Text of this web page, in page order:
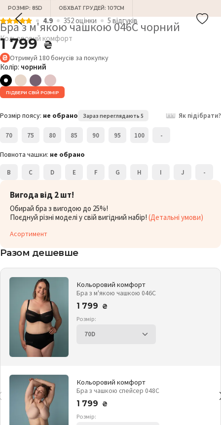
РОЗМІР: 85D ОБХВАТ ГРУДЕЙ: 107СМ
4.9 352 оцiнки 5 відгукiв
Бра з м'якою чашкою 046C чорний
Кольоровий комфорт
1 799 ₴
Отримуй 180бонусів за покупку
Колір: чорний
ПІДБЕРИ СВІЙ РОЗМІР
Розмір поясу: не обрано Зараз переглядають 5 Як підібрати?
70 75 80 85 90 95 100 -
Повнота чашки: не обрано
B C D E F G H I J -
Вигода від 2 шт!
Обирай бра з вигодою до 25%!
Поєднуй різні моделі у свій вигідний набір! (Детальні умови)
Асортимент
Разом дешевше
Кольоровий комфорт
Бра з м'якою чашкою 046C
1 799
₴
Розмір:
Кольоровий комфорт
Бра з чашкою спейсер 048C
1 799
₴
Розмір: